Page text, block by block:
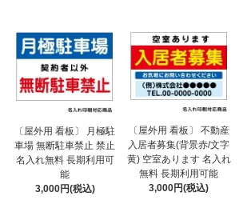
〔屋外用 看板〕 月極駐
車場 無断駐車禁止 禁止
名入れ無料 長期利用可
能
3,000円(税込)
〔屋外用 看板〕 不動産
入居者募集(背景赤/文字
黄) 空室あります 名入れ
無料 長期利用可能
3,000円(税込)